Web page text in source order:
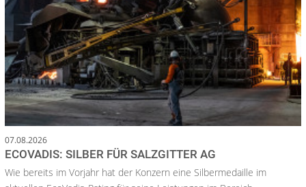
07.08.2026
ECOVADIS: SILBER FÜR SALZGITTER AG
Wie bereits im Vorjahr hat der Konzern eine Silbermedaille im